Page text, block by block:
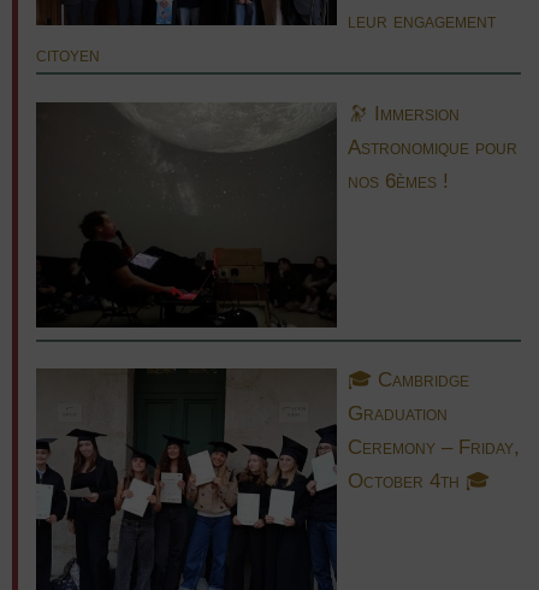
leur engagement
citoyen
🔭 Immersion
Astronomique pour
nos 6èmes !
🎓 Cambridge
Graduation
Ceremony – Friday,
October 4th 🎓